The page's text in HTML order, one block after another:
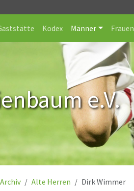
Kodex Männer Frauen
e.V.
Archiv Alte Herren Dirk Wimmer